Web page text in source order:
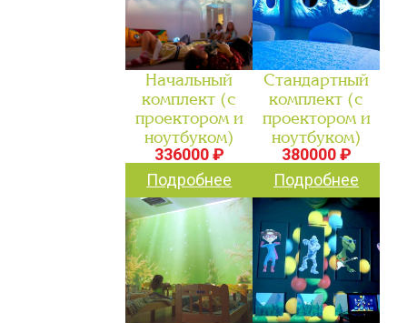
Начальный
комплект (с
проектором и
ноутбуком)
336000 ₽
Подробнее
Стандартный
комплект (с
проектором и
ноутбуком)
380000 ₽
Подробнее